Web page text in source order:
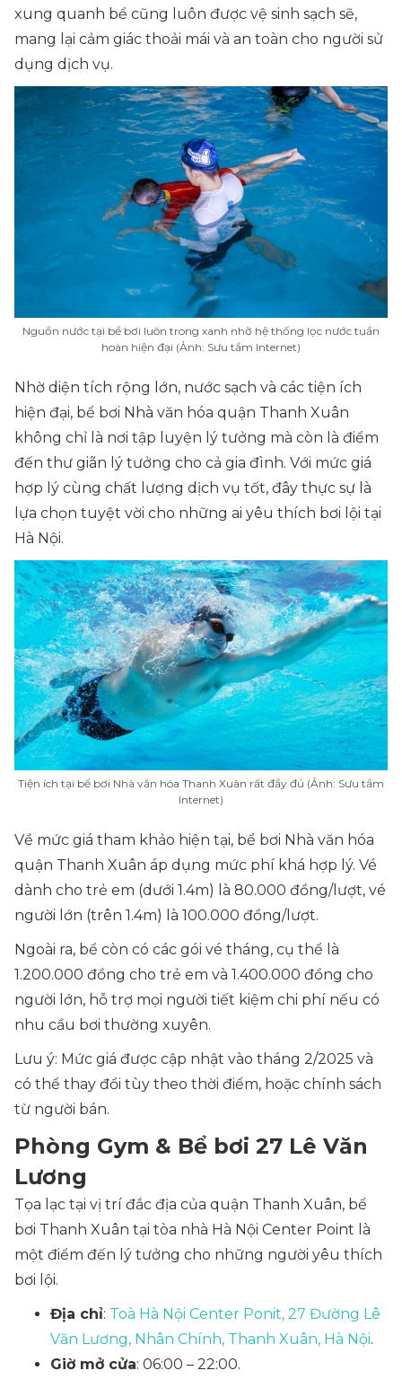
xung quanh bể cũng luôn được vệ sinh sạch sẽ,
mang lại cảm giác thoải mái và an toàn cho người sử
dụng dịch vụ.
Nguồn nước tại bể bơi luôn trong xanh nhờ hệ thống lọc nước tuần
hoàn hiện đại (Ảnh: Sưu tầm Internet)
Nhờ diện tích rộng lớn, nước sạch và các tiện ích
hiện đại, bể bơi Nhà văn hóa quận Thanh Xuân
không chỉ là nơi tập luyện lý tưởng mà còn là điểm
đến thư giãn lý tưởng cho cả gia đình. Với mức giá
hợp lý cùng chất lượng dịch vụ tốt, đây thực sự là
lựa chọn tuyệt vời cho những ai yêu thích bơi lội tại
Hà Nội.
Tiện ích tại bể bơi Nhà văn hóa Thanh Xuân rất đầy đủ (Ảnh: Sưu tầm
Internet)
Về mức giá tham khảo hiện tại, bể bơi Nhà văn hóa
quận Thanh Xuân áp dụng mức phí khá hợp lý. Vé
dành cho trẻ em (dưới 1.4m) là 80.000 đồng/lượt, vé
người lớn (trên 1.4m) là 100.000 đồng/lượt.
Ngoài ra, bể còn có các gói vé tháng, cụ thể là
1.200.000 đồng cho trẻ em và 1.400.000 đồng cho
người lớn, hỗ trợ mọi người tiết kiệm chi phí nếu có
nhu cầu bơi thường xuyên.
Lưu ý: Mức giá được cập nhật vào tháng 2/2025 và
có thể thay đổi tùy theo thời điểm, hoặc chính sách
từ người bán.
Phòng Gym & Bể bơi 27 Lê Văn
Lương
Tọa lạc tại vị trí đắc địa của quận Thanh Xuân, bể
bơi Thanh Xuân tại tòa nhà Hà Nội Center Point là
một điểm đến lý tưởng cho những người yêu thích
bơi lội.
Địa chỉ: Toà Hà Nội Center Ponit, 27 Đường Lê
Văn Lương, Nhân Chính, Thanh Xuân, Hà Nội.
Giờ mở cửa: 06:00 – 22:00.